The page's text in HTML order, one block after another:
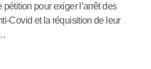
pour exiger l’arrêt des
Covid et la réquisition de leur